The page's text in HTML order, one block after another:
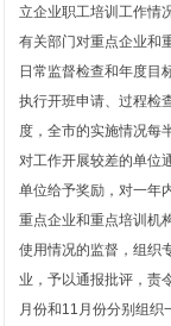
立企业职工培训工作情
有关部门对重点企业和
日常监督检查和年度目
执行开班申请、过程检
度，全市的实施情况每
对工作开展较差的单位
单位给予奖励，对一年
重点企业和重点培训机
使用情况的监督，组织
业，予以通报批评，责
月份和11月份分别组织